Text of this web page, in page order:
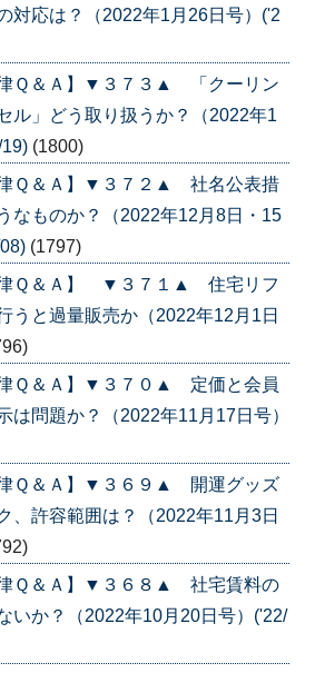
対応は？（2022年1月26日号）('2
律Ｑ＆Ａ】▼３７３▲ 「クーリン
ル」どう取り扱うか？（2022年1
(1800)
律Ｑ＆Ａ】▼３７２▲ 社名公表措
なものか？（2022年12月8日・15
(1797)
律Ｑ＆Ａ】 ▼３７１▲ 住宅リフ
うと過量販売か（2022年12月1日
律Ｑ＆Ａ】▼３７０▲ 定価と会員
は問題か？（2022年11月17日号）
律Ｑ＆Ａ】▼３６９▲ 開運グッズ
、許容範囲は？（2022年11月3日
律Ｑ＆Ａ】▼３６８▲ 社宅賃料の
いか？（2022年10月20日号）('22/